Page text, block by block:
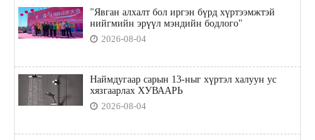
"Явган алхалт бол иргэн бүрд хүртээмжтэй
нийгмийн эрүүл мэндийн бодлого"
2026-08-04
Наймдугаар сарын 13-ныг хүртэл халуун ус
хязгаарлах ХУВААРЬ
2026-08-04